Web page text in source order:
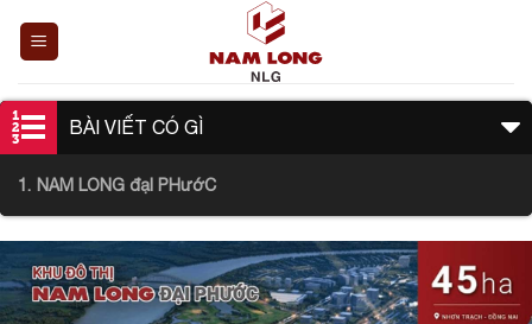
dung
BÀI VIẾT CÓ GÌ
NAM LONG đạI PHướC